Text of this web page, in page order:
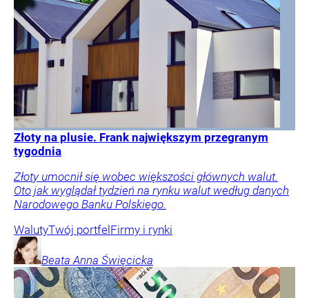
Złoty na plusie. Frank największym przegranym
tygodnia
Złoty umocnił się wobec większości głównych walut.
Oto jak wyglądał tydzień na rynku walut według danych
Narodowego Banku Polskiego.
WalutyTwój portfelFirmy i rynki
Beata Anna Święcicka